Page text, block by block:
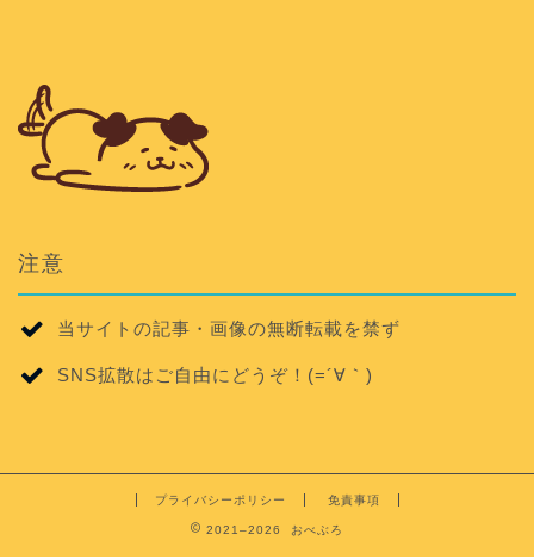
注意
当サイトの記事・画像の無断転載を禁ず
SNS拡散はご自由にどうぞ！(=´∀｀)
プライバシーポリシー 免責事項
2021–2026 おべぶろ